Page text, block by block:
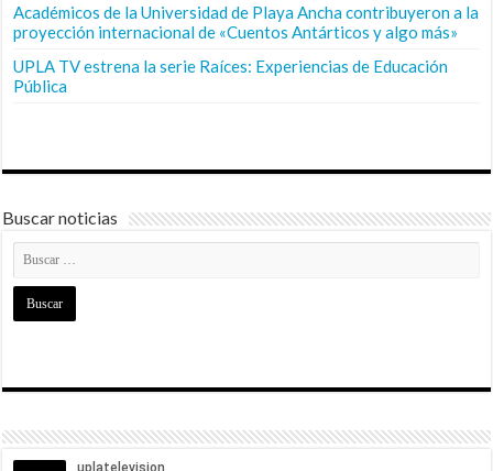
Académicos de la Universidad de Playa Ancha contribuyeron a la
proyección internacional de «Cuentos Antárticos y algo más»
UPLA TV estrena la serie Raíces: Experiencias de Educación
Pública
Buscar noticias